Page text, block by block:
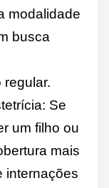
modalidade
busca
Se
um filho ou
mais
internações